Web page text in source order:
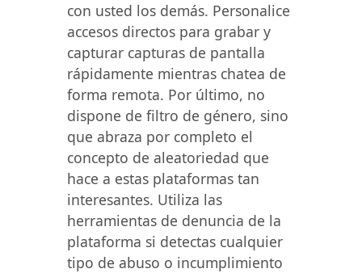
con usted los demás. Personalice
accesos directos para grabar y
capturar capturas de pantalla
rápidamente mientras chatea de
forma remota. Por último, no
dispone de filtro de género, sino
que abraza por completo el
concepto de aleatoriedad que
hace a estas plataformas tan
interesantes. Utiliza las
herramientas de denuncia de la
plataforma si detectas cualquier
tipo de abuso o incumplimiento